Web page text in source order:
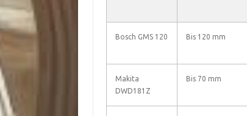
Bosch GMS 120 Bis 120 mm
Makita
DWD181Z
Bis 70 mm